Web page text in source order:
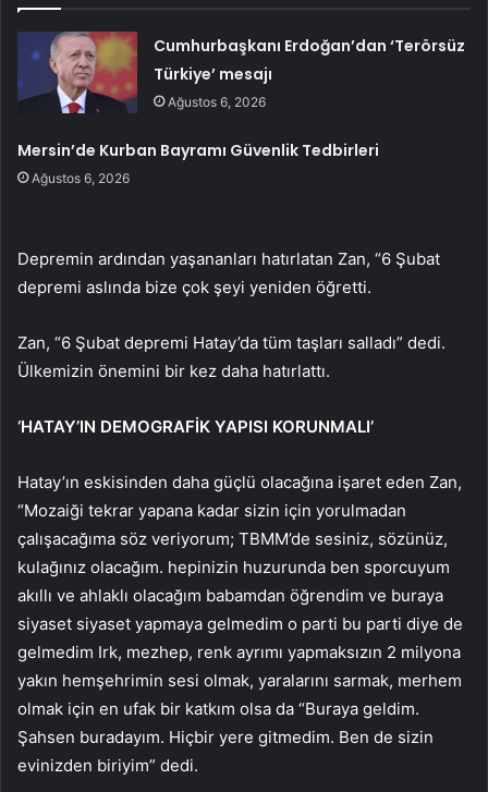
Cumhurbaşkanı Erdoğan’dan ‘Terörsüz
Türkiye’ mesajı
Ağustos 6, 2026
Mersin’de Kurban Bayramı Güvenlik Tedbirleri
Ağustos 6, 2026
Depremin ardından yaşananları hatırlatan Zan, “6 Şubat
depremi aslında bize çok şeyi yeniden öğretti.
Zan, “6 Şubat depremi Hatay’da tüm taşları salladı” dedi.
Ülkemizin önemini bir kez daha hatırlattı.
‘HATAY’IN DEMOGRAFİK YAPISI KORUNMALI’
Hatay’ın eskisinden daha güçlü olacağına işaret eden Zan,
“Mozaiği tekrar yapana kadar sizin için yorulmadan
çalışacağıma söz veriyorum; TBMM’de sesiniz, sözünüz,
kulağınız olacağım. hepinizin huzurunda ben sporcuyum
akıllı ve ahlaklı olacağım babamdan öğrendim ve buraya
siyaset siyaset yapmaya gelmedim o parti bu parti diye de
gelmedim Irk, mezhep, renk ayrımı yapmaksızın 2 milyona
yakın hemşehrimin sesi olmak, yaralarını sarmak, merhem
olmak için en ufak bir katkım olsa da “Buraya geldim.
Şahsen buradayım. Hiçbir yere gitmedim. Ben de sizin
evinizden biriyim” dedi.